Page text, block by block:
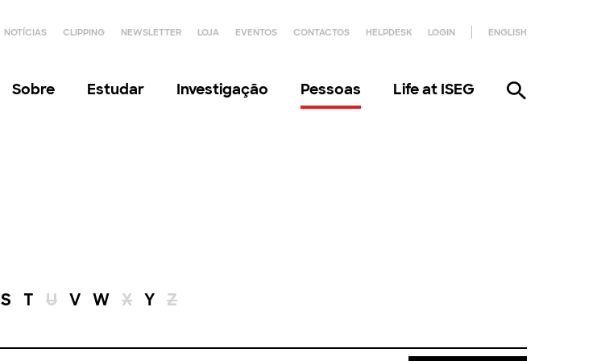
NOTÍCIAS CLIPPING NEWSLETTER LOJA EVENTOS CONTACTOS HELPDESK LOGIN ENGLISH
Sobre Estudar Investigação Pessoas Life at ISEG
S T U V W X Y Z